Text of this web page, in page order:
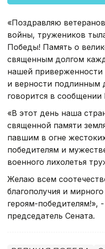
«Поздравляю
войны, тружеников
Победы! Память о
священным долгом
нашей
и верности подлинным
говорится в
«В этот день наша
священной памяти
павшим в огне
победителям и
военного лихолетья
Желаю всем
благополучия и
героям-победителям!»,
председатель Сената.